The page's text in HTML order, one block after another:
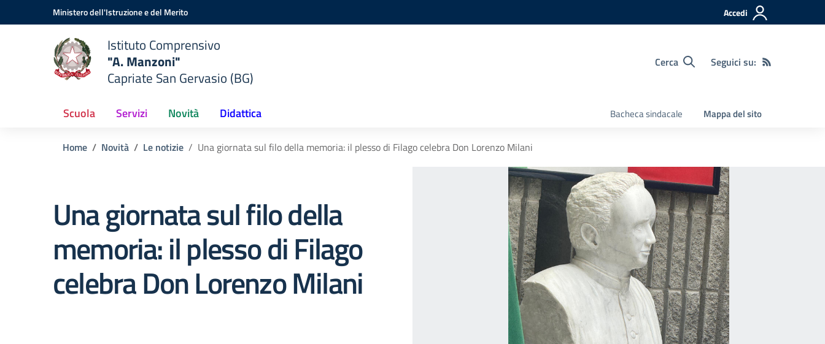
Vai ai contenuti
Vai al menu di navigazioneMinistero dell'Istruzione e del Merito Accedi
Istituto Comprensivo
"A. Manzoni"
Capriate San Gervasio (BG)
Cerca Seguici su:
Scuola Servizi Novità Didattica Bacheca sindacale Mappa del sito
Home Novità Le notizie Una giornata sul filo della memoria: il plesso di Filago celebra Don Lorenzo Milani
Una giornata sul filo della
memoria: il plesso di Filago
celebra Don Lorenzo Milani